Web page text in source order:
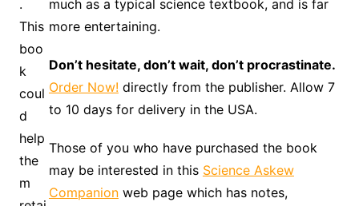
much as a typical science textbook, and is far
more entertaining.
Don’t hesitate, don’t wait, don’t procrastinate.
Order Now! directly from the publisher. Allow 7
to 10 days for delivery in the USA.
Those of you who have purchased the book
may be interested in this Science Askew
Companionweb page which has notes,